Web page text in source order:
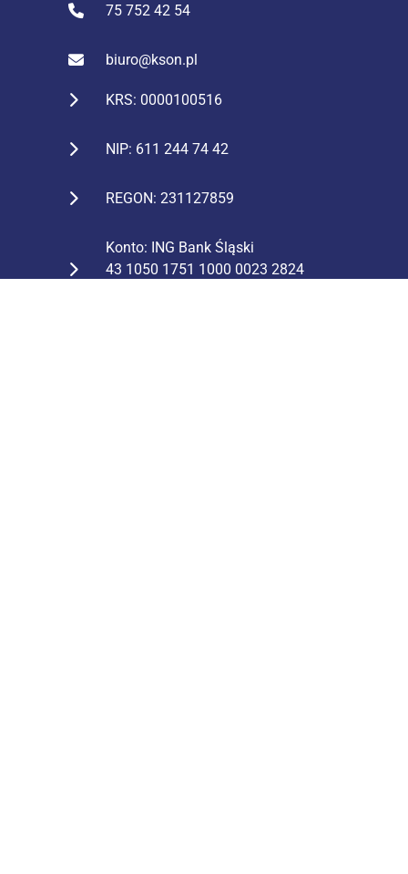
75 752 42 54
biuro@kson.pl
KRS: 0000100516
NIP: 611 244 74 42
REGON: 231127859
Konto: ING Bank Śląski
43 1050 1751 1000 0023 2824